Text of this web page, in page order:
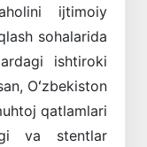
ijtimoiy
sohalarida
ishtiroki
Oʻzbekiston
qatlamlari
va stentlar